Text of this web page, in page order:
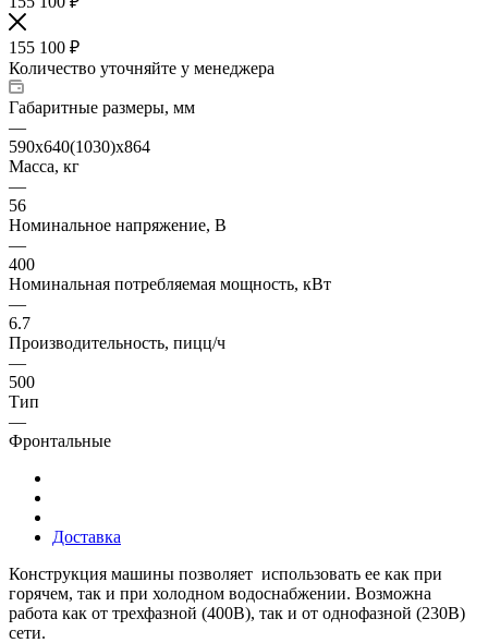
155 100 ₽
Количество уточняйте у менеджера
Габаритные размеры, мм
—
590x640(1030)x864
Масса, кг
—
56
Номинальное напряжение, В
—
400
Номинальная потребляемая мощность, кВт
—
6.7
Производительность, пицц/ч
—
500
Тип
—
Фронтальные
Доставка
Конструкция машины позволяет использовать ее как при
горячем, так и при холодном водоснабжении. Возможна
работа как от трехфазной (400В), так и от однофазной (230В)
сети.